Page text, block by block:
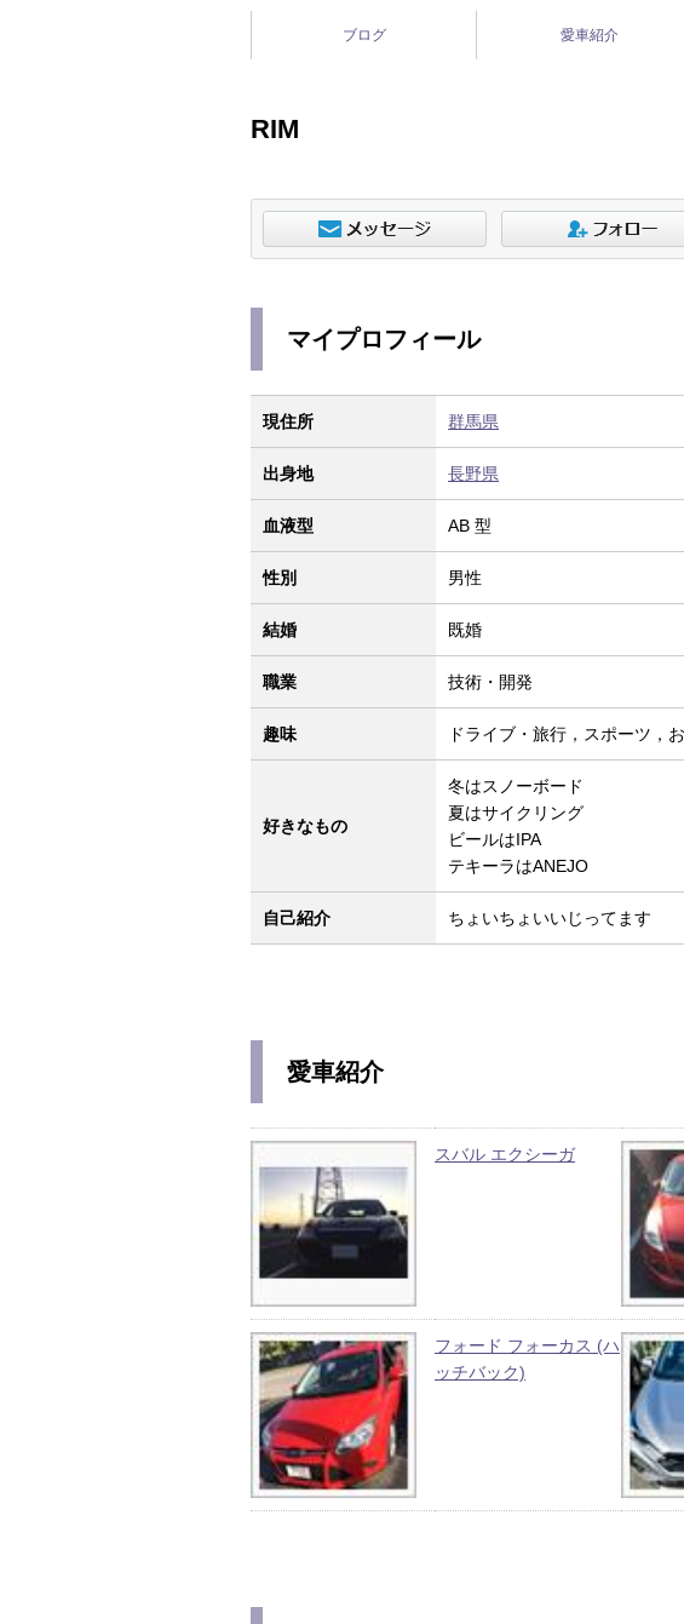
ブログ 愛車紹介
RIM
マイプロフィール
現住所 群馬県
出身地 長野県
血液型 AB 型
性別 男性
結婚 既婚
職業 技術・開発
趣味 ドライブ・旅行，スポーツ，
好きなもの
冬はスノーボード
夏はサイクリング
ビールはIPA
テキーラはANEJO
自己紹介 ちょいちょいいじってます
愛車紹介
スバル エクシーガ
フォード フォーカス (ハ
ッチバック)